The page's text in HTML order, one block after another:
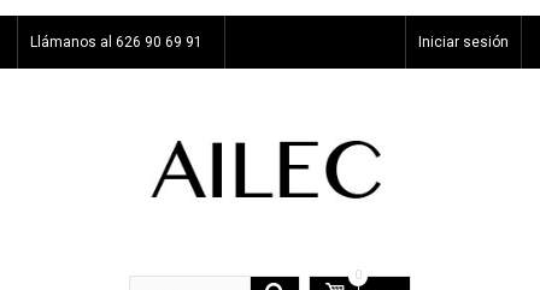
Llámanos al 626 90 69 91 Iniciar sesión
0